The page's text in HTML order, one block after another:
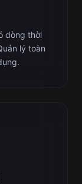
dòng thời
lý toàn